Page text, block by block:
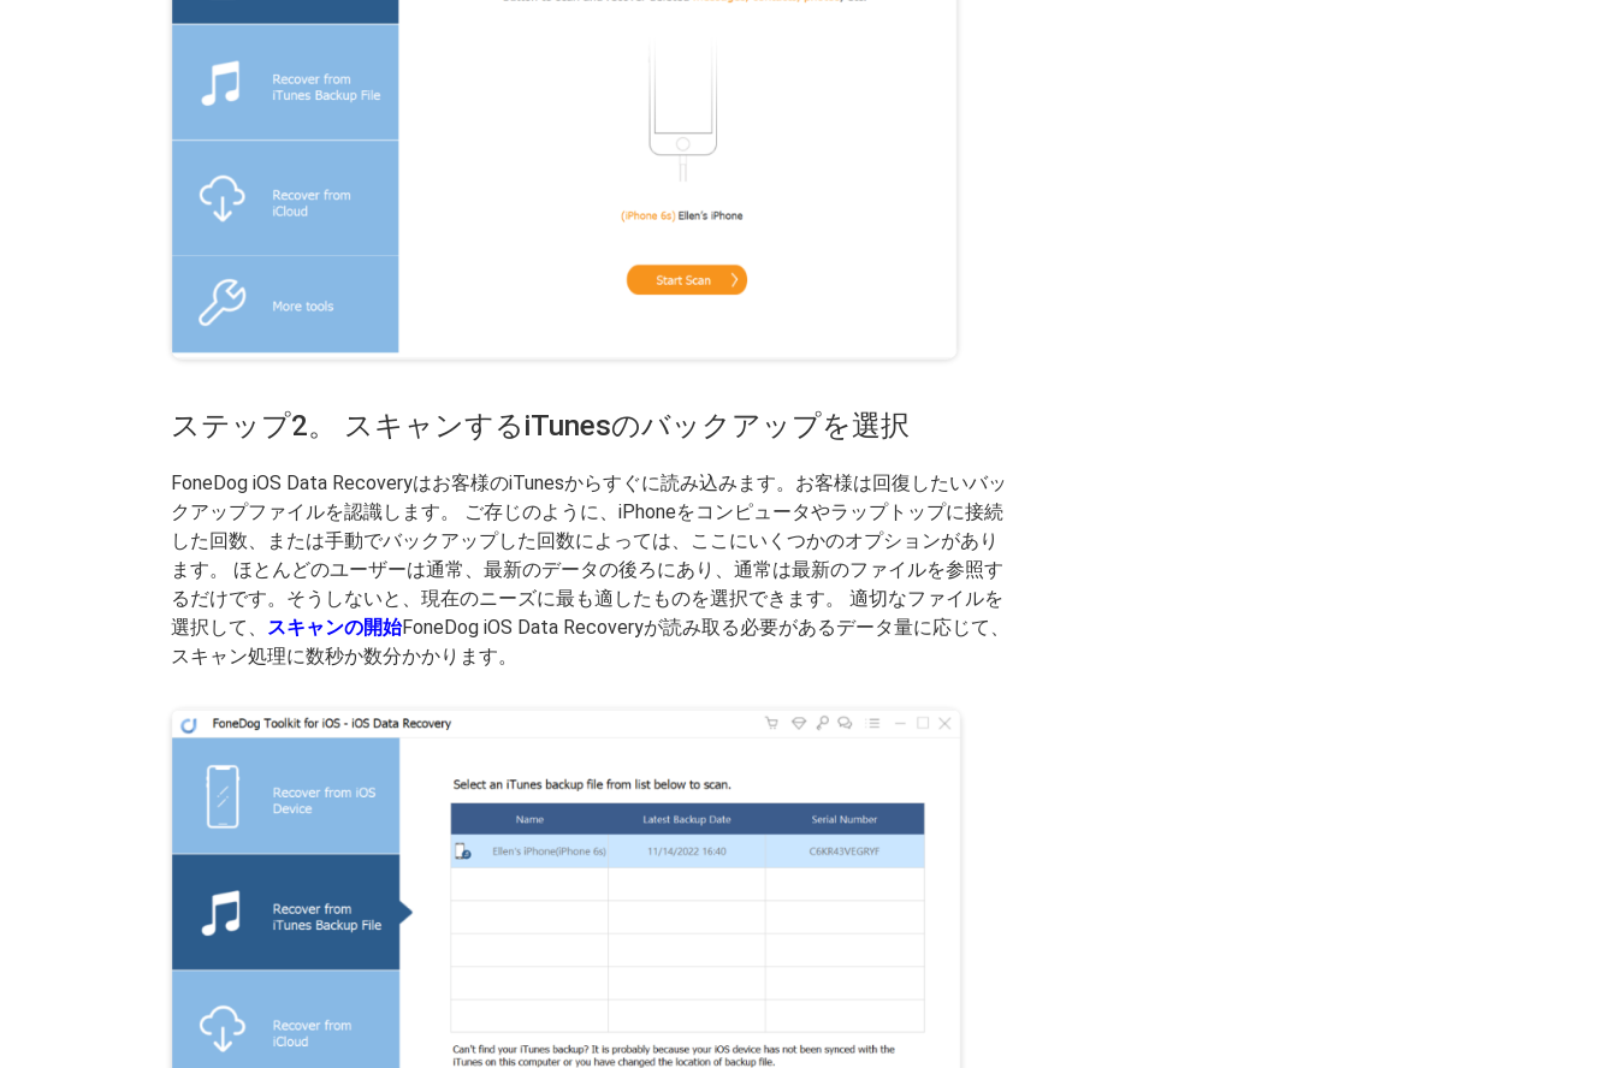
ステップ2。 スキャンするiTunesのバックアップを選択
FoneDog iOS Data Recoveryはお客様のiTunesからすぐに読み込みます。お客様は回復したいバッ
クアップファイルを認識します。 ご存じのように、iPhoneをコンピュータやラップトップに接続
した回数、または手動でバックアップした回数によっては、ここにいくつかのオプションがあり
ます。 ほとんどのユーザーは通常、最新のデータの後ろにあり、通常は最新のファイルを参照す
るだけです。そうしないと、現在のニーズに最も適したものを選択できます。 適切なファイルを
選択して、 スキャンの開始FoneDog iOS Data Recoveryが読み取る必要があるデータ量に応じて、
スキャン処理に数秒か数分かかります。